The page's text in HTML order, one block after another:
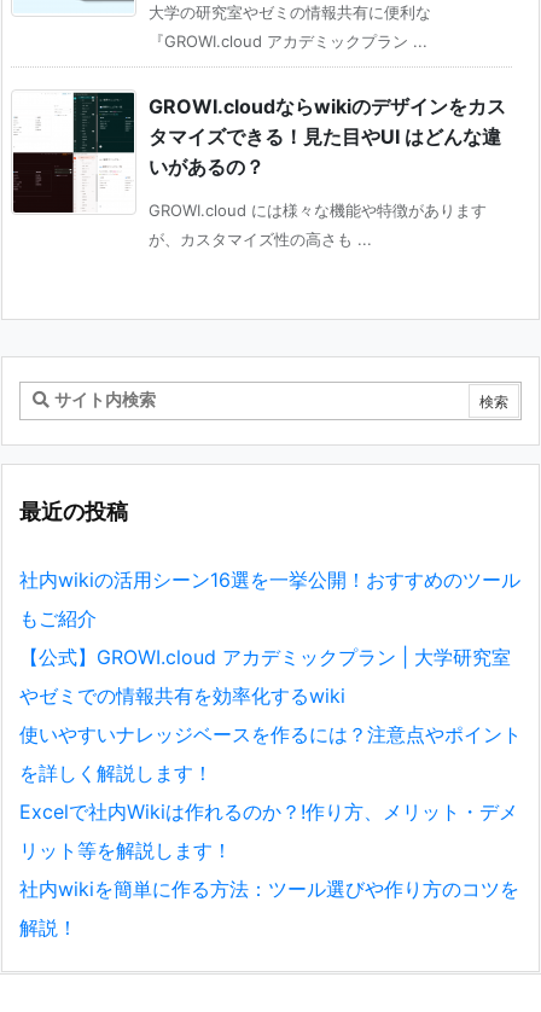
大学の研究室やゼミの情報共有に便利な
『GROWI.cloud アカデミックプラン ...
GROWI.cloudならwikiのデザインをカス
タマイズできる！見た目やUI はどんな違
いがあるの？
GROWI.cloud には様々な機能や特徴があります
が、カスタマイズ性の高さも ...
最近の投稿
社内wikiの活用シーン16選を一挙公開！おすすめのツール
もご紹介
【公式】GROWI.cloud アカデミックプラン | 大学研究室
やゼミでの情報共有を効率化するwiki
使いやすいナレッジベースを作るには？注意点やポイント
を詳しく解説します！
Excelで社内Wikiは作れるのか？!作り方、メリット・デメ
リット等を解説します！
社内wikiを簡単に作る方法：ツール選びや作り方のコツを
解説！